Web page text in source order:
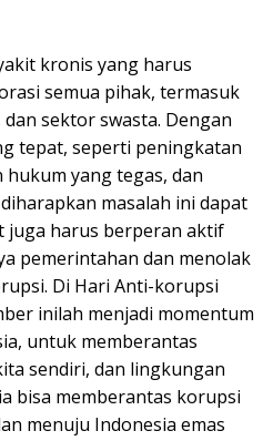
kronis yang harus
semua pihak, termasuk
sektor swasta. Dengan
tepat, seperti peningkatan
yang tegas, dan
masalah ini dapat
juga harus berperan aktif
pemerintahan dan menolak
Di Hari Anti-korupsi
inilah menjadi momentum
untuk memberantas
sendiri, dan lingkungan
bisa memberantas korupsi
menuju Indonesia emas